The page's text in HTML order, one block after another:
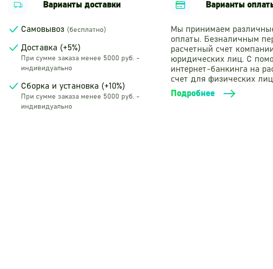
Варианты доставки
Самовывоз (бесплатно)
Доставка (+5%)
При сумме заказа менее 5000 руб. -
индивидуально
Сборка и установка (+10%)
При сумме заказа менее 5000 руб. -
индивидуально
Варианты
Мы принимаем
оплаты. Безналичным
расчетный счет
юридических лиц. С
интернет-банкинга на
счет для физических
Подробнее